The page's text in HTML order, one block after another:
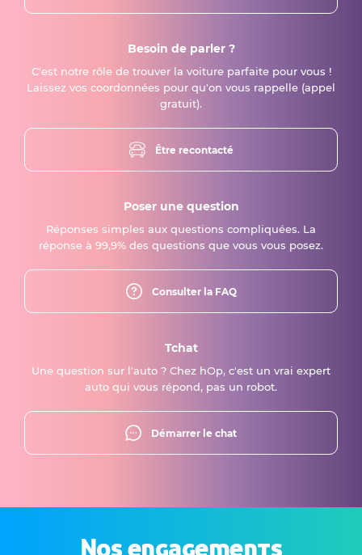
Besoin de parler ?
C'est notre rôle de trouver la voiture parfaite pour vous !
Laissez vos coordonnées pour qu'on vous rappelle (appel
gratuit).
Être recontacté
Poser une question
Réponses simples aux questions compliquées. La
réponse à 99,9% des questions que vous vous posez.
Consulter la FAQ
Tchat
Une question sur l'auto ? Chez hOp, c'est un vrai expert
auto qui vous répond, pas un robot.
Démarrer le chat
Nos engagements